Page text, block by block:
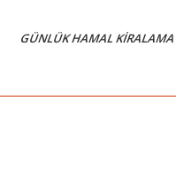
GÜNLÜK HAMAL KIRALAMA